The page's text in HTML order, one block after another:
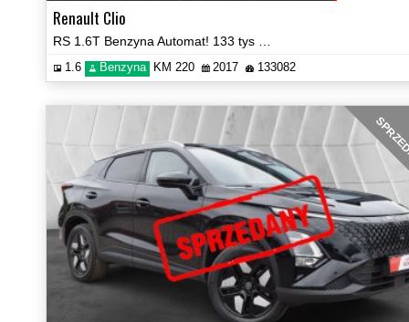
Renault Clio
1.6 Benzyna KM 220 2017 133082